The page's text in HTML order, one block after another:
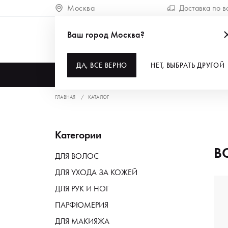
Москва Доставка по
Ваш город Москва?
ДА, ВСЕ ВЕРНО НЕТ, ВЫБРАТЬ ДРУГОЙ
ГЛАВНАЯ КАТАЛОГ
Категории
ДЛЯ ВОЛОС
ДЛЯ УХОДА ЗА КОЖЕЙ
ДЛЯ РУК И НОГ
ПАРФЮМЕРИЯ
ДЛЯ МАКИЯЖА